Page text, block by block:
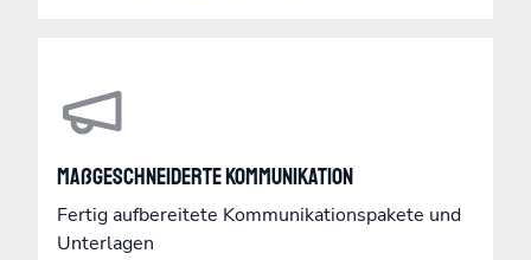
Maßgeschneiderte Kommunikation
Fertig aufbereitete Kommunikationspakete und
Unterlagen